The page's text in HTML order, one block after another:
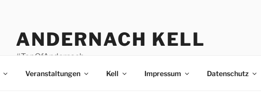
ANDERNACH KELL
#TopOfAndernach
Veranstaltungen Kell Impressum Datenschutz